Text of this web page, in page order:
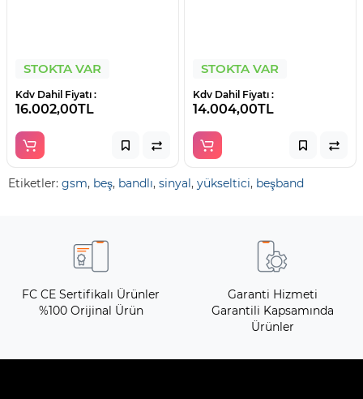
STOKTA VAR
Kdv Dahil Fiyatı :
16.002,00TL
STOKTA VAR
Kdv Dahil Fiyatı :
14.004,00TL
Etiketler: gsm, beş, bandlı, sinyal, yükseltici, beşband
FC CE Sertifikalı Ürünler
%100 Orijinal Ürün
Garanti Hizmeti
Garantili Kapsamında
Ürünler